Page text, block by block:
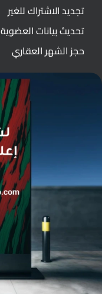
تجديد الاشتراك للغير
تحديث بيانات العضوية
حجز الشهر العقاري